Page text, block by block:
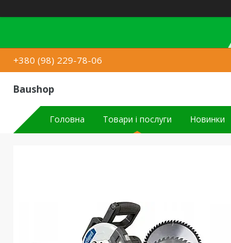
+380 (98) 229-78-06
Baushop
Головна Товари і послуги Новинки